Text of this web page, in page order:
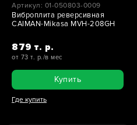
Артикул: 01-050803-0009
Виброплита реверсивная
CAIMAN-Mikasa MVH-208GH
879 т. р.
от 73 т. р./в мес
Купить
Где купить